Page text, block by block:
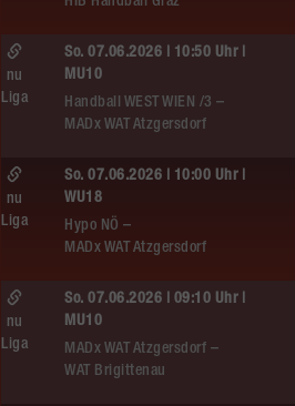
So. 07.06.2026 | 10:50 Uhr |
MU10
Handball WEST WIEN /3 –
MADx WAT Atzgersdorf
nu
Liga
So. 07.06.2026 | 10:00 Uhr |
WU18
Hypo NÖ –
MADx WAT Atzgersdorf
nu
Liga
So. 07.06.2026 | 09:10 Uhr |
MU10
MADx WAT Atzgersdorf –
WAT Brigittenau
nu
Liga